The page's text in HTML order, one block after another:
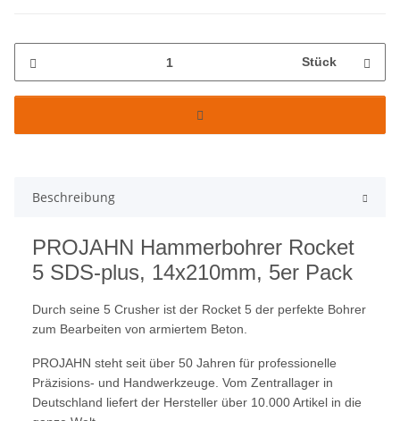
Stück
Beschreibung
PROJAHN Hammerbohrer Rocket
5 SDS-plus, 14x210mm, 5er Pack
Durch seine 5 Crusher ist der Rocket 5 der perfekte Bohrer
zum Bearbeiten von armiertem Beton.
PROJAHN steht seit über 50 Jahren für professionelle
Präzisions- und Handwerkzeuge. Vom Zentrallager in
Deutschland liefert der Hersteller über 10.000 Artikel in die